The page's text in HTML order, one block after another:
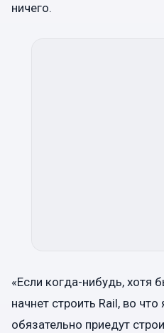
ничего.
«Если когда-нибудь, хотя
начнет строить Rail, во
обязательно приедут